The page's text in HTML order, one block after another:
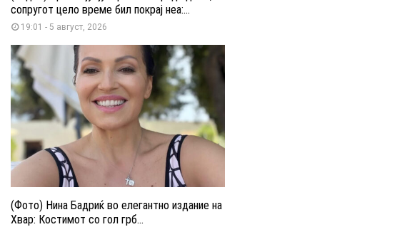
сопругот цело време бил покрај неа:...
19:01 - 5 август, 2026
(Фото) Нина Бадриќ во елегантно издание на
Хвар: Костимот со гол грб...